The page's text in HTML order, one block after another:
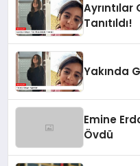
Ayrıntılar
Tanıtıldı!
Yakında
Emine
Övdü